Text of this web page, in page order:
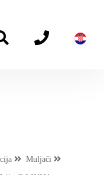
Muljači